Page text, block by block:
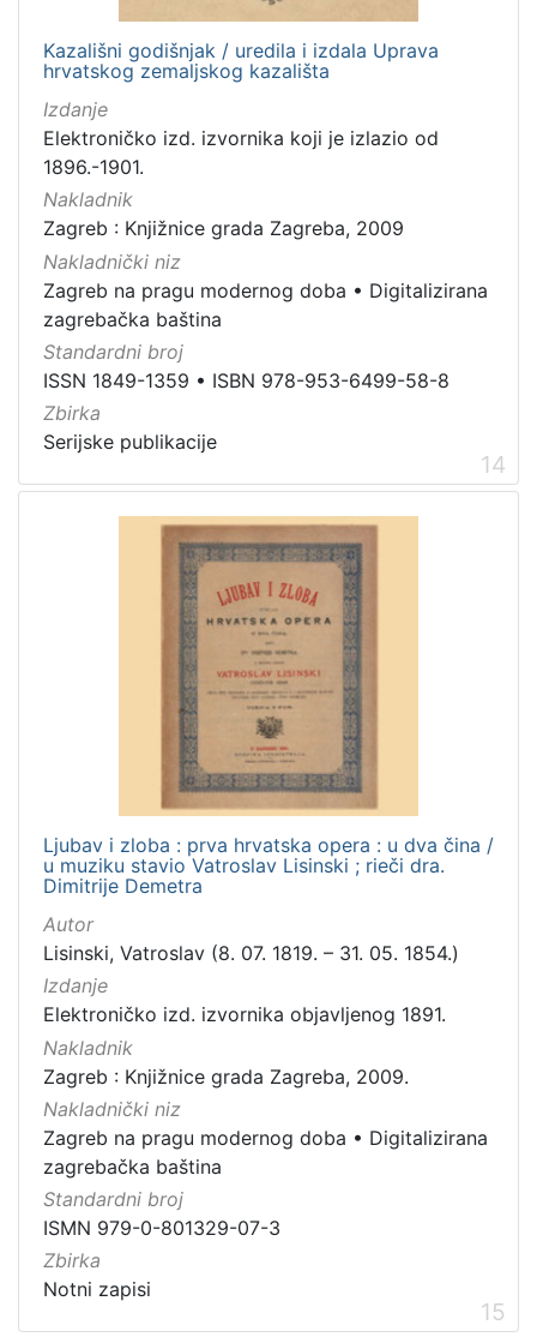
Kazališni godišnjak / uredila i izdala Uprava
hrvatskog zemaljskog kazališta
Izdanje
Elektroničko izd. izvornika koji je izlazio od
1896.-1901.
Nakladnik
Zagreb : Knjižnice grada Zagreba, 2009
Nakladnički niz
Zagreb na pragu modernog doba • Digitalizirana
zagrebačka baština
Standardni broj
ISSN 1849-1359 • ISBN 978-953-6499-58-8
Zbirka
Serijske publikacije
14
Ljubav i zloba : prva hrvatska opera : u dva čina /
u muziku stavio Vatroslav Lisinski ; rieči dra.
Dimitrije Demetra
Autor
Lisinski, Vatroslav (8. 07. 1819. – 31. 05. 1854.)
Izdanje
Elektroničko izd. izvornika objavljenog 1891.
Nakladnik
Zagreb : Knjižnice grada Zagreba, 2009.
Nakladnički niz
Zagreb na pragu modernog doba • Digitalizirana
zagrebačka baština
Standardni broj
ISMN 979-0-801329-07-3
Zbirka
Notni zapisi
15